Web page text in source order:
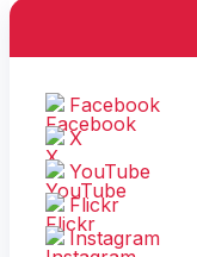
Facebook
X
YouTube
Flickr
Instagram